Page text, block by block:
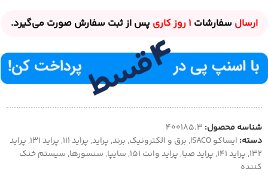
ارسال سفارشات 1 روز کاری پس از ثبت سفارش صورت می‌گیرد.
شناسه محصول: 400185.3
دسته: ایساکو ISACO , برق و الکترونیک, برند, پراید, پراید ۱۱۱ , پراید ۱۳۱ , پراید
۱۳۲, پراید ۱۴۱ , پراید صبا, پراید وانت 151 , سایپا, سنسورها, سیستم خنک
کننده